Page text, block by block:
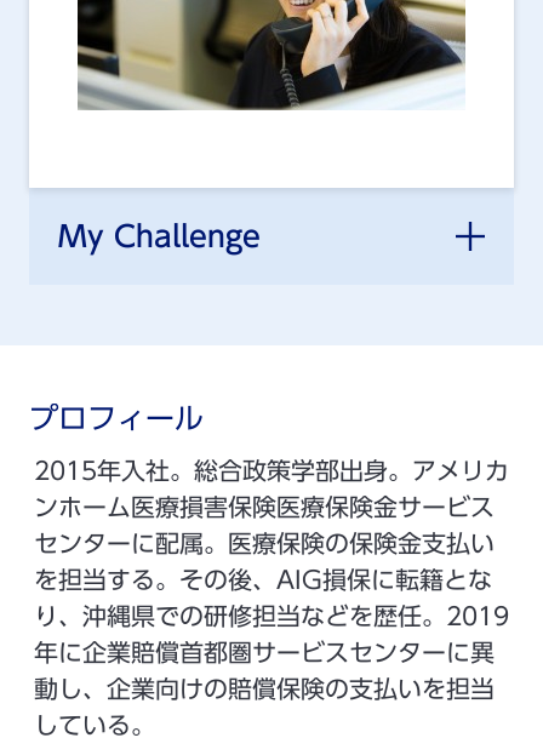
My Challenge
プロフィール
2015年入社。総合政策学部出身。アメリカ
ンホーム医療損害保険医療保険金サービス
センターに配属。医療保険の保険金支払い
を担当する。その後、AIG損保に転籍とな
り、沖縄県での研修担当などを歴任。2019
年に企業賠償首都圏サービスセンターに異
動し、企業向けの賠償保険の支払いを担当
している。